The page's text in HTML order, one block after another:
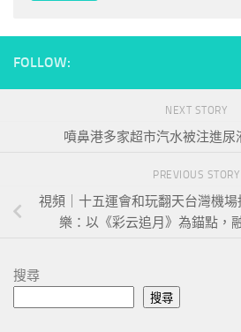
FOLLOW:
NEXT STORY
噴鼻港多家超市汽水被注進尿
PREVIOUS STORY
視頻｜十五運會和玩翻天台灣機
樂：以《彩云追月》為錨點，
搜尋
搜尋